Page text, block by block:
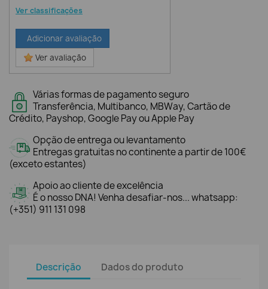
Ver classificações
Adicionar avaliação
Ver avaliação
Várias formas de pagamento seguro
Transferência, Multibanco, MBWay, Cartão de
Crédito, Payshop, Google Pay ou Apple Pay
Opção de entrega ou levantamento
Entregas gratuitas no continente a partir de 100€
(exceto estantes)
Apoio ao cliente de excelência
É o nosso DNA! Venha desafiar-nos... whatsapp:
(+351) 911 131 098
Descrição Dados do produto